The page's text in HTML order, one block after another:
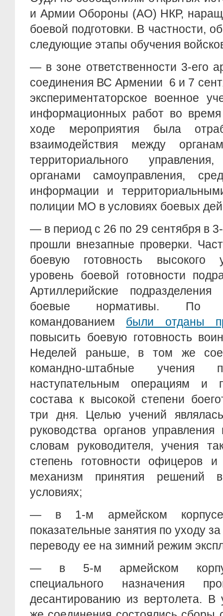
и Армии Обороны (АО) НКР,
боевой подготовки. В частности,
следующие этапы обучения
— в зоне ответственности 3-его
соединения ВС Армении 6 и 7
экспериментаторское военное
информационных работ во
ходе мероприятия была
взаимодействия между
территориального
органами самоуправления,
информации и
полиции МО в условиях боевых
— в период с 26 по 29 сентября в
прошли внезапные проверки.
боевую готовность высокого
уровень боевой готовности
Артиллерийские
боевые нормативы. По
командованием были отданы
повысить боевую готовность
Неделей раньше, в том же
командно-штабные учения
наступательным операциям и
состава к высокой степени
три дня. Целью учений
руководства органов
словам руководителя, учения
степень готовности офицеров и
механизм принятия решений
условиях;
— в 1-м армейском
показательные занятия по уходу
переводу ее на зимний режим
— в 5-м армейском
специального назначения
десантированию из вертолета. В